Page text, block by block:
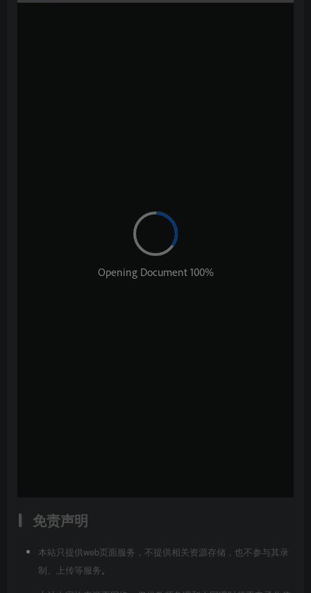
免责声明
本站只提供web页面服务，不提供相关资源存储，也不参与其录
制、上传等服务。